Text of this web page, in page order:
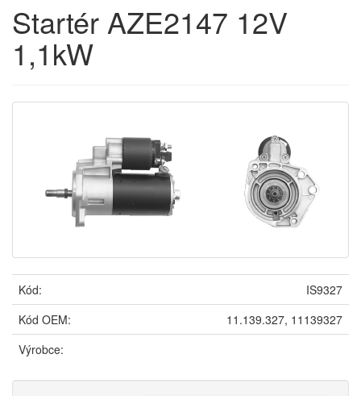
Startér AZE2147 12V
1,1kW
Kód:
IS9327
Kód OEM:
11.139.327, 11139327
Výrobce: